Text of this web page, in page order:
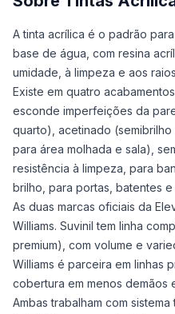
A tinta acrílica é o padrão
base de água, com resina
umidade, à limpeza e aos
Existe em quatro
esconde imperfeições da
quarto), acetinado
para área molhada e sala),
resistência à limpeza, para
brilho, para portas, batentes
As duas marcas oficiais da
Williams. Suvinil tem linha
premium), com volume e
Williams é parceira em linhas
cobertura em menos demãos
Ambas trabalham com